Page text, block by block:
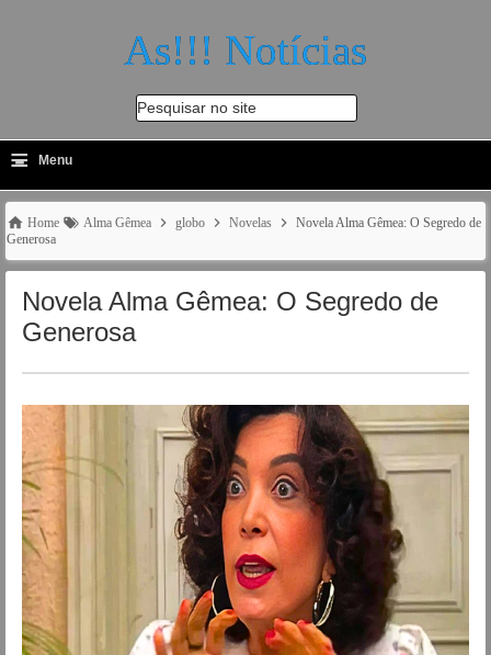
As!!! Notícias
Pesquisar no site
-
≡ Menu
Home Alma Gêmea globo Novelas
Novela Alma Gêmea: O Segredo de
Generosa
Novela Alma Gêmea: O Segredo de
Generosa